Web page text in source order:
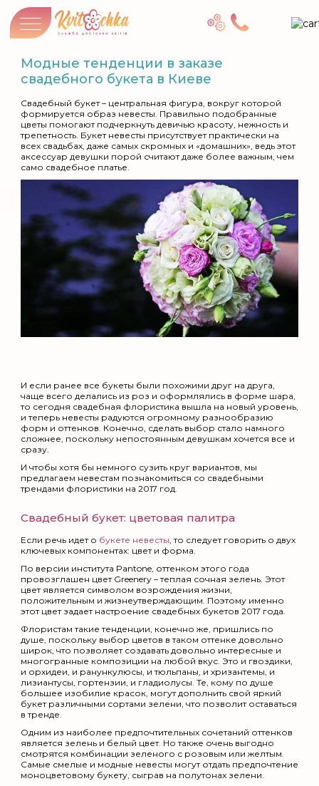
Модные тенденции в заказе
свадебного букета в Киеве
Свадебный букет – центральная фигура, вокруг которой
формируется образ невесты. Правильно подобранные
цветы помогают подчеркнуть девичью красоту, нежность и
трепетность. Букет невесты присутствует практически на
всех свадьбах, даже самых скромных и «домашних», ведь этот
аксессуар девушки порой считают даже более важным, чем
само свадебное платье.
И если ранее все букеты были похожими друг на друга,
чаще всего делались из роз и оформлялись в форме шара,
то сегодня свадебная флористика вышла на новый уровень,
и теперь невесты радуются огромному разнообразию
форм и оттенков. Конечно, сделать выбор стало намного
сложнее, поскольку непостоянным девушкам хочется все и
сразу.
И чтобы хотя бы немного сузить круг вариантов, мы
предлагаем невестам познакомиться со свадебными
трендами флористики на 2017 год.
Свадебный букет: цветовая палитра
Если речь идет о букете невесты , то следует говорить о двух
ключевых компонентах: цвет и форма.
По версии института Pantone, оттенком этого года
провозглашен цвет Greenery – теплая сочная зелень. Этот
цвет является символом возрождения жизни,
положительным и жизнеутверждающим. Поэтому именно
этот цвет задает настроение свадебных букетов 2017 года.
Флористам такие тенденции, конечно же, пришлись по
душе, поскольку выбор цветов в таком оттенке довольно
широк, что позволяет создавать довольно интересные и
многогранные композиции на любой вкус. Это и гвоздики,
и орхидеи, и ранункулюсы, и тюльпаны, и хризантемы, и
лизиантусы, гортензии, и гладиолусы. Те, кому по душе
большее изобилие красок, могут дополнить свой яркий
букет различными сортами зелени, что позволит оставаться
в тренде.
Одним из наиболее предпочтительных сочетаний оттенков
является зелень и белый цвет. Но также очень выгодно
смотрятся комбинации зеленого с розовым или желтым.
Самые смелые и модные невесты могут отдать предпочтение
моноцветовому букету, сыграв на полутонах зелени.